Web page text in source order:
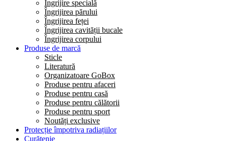
Îngrijire specială
Îngrijirea părului
Îngrijirea feței
Îngrijirea cavității bucale
Îngrijirea corpului
Produse de marcă
Sticle
Literatură
Organizatoare GoBox
Produse pentru afaceri
Produse pentru casă
Produse pentru călătorii
Produse pentru sport
Noutăți exclusive
Protecție împotriva radiațiilor
Curățenie